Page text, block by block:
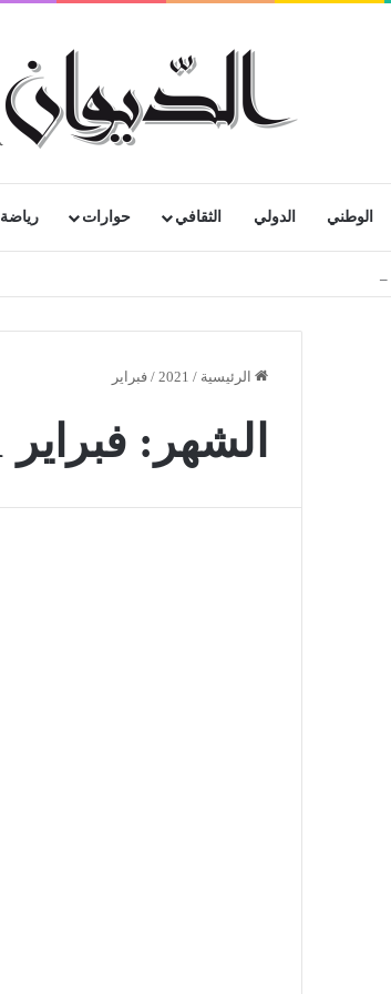
الوطني الدولي الثقافي حوارات رياضة
الرئيسية /
2021
/ فبراير
الشهر: فبراير 2021